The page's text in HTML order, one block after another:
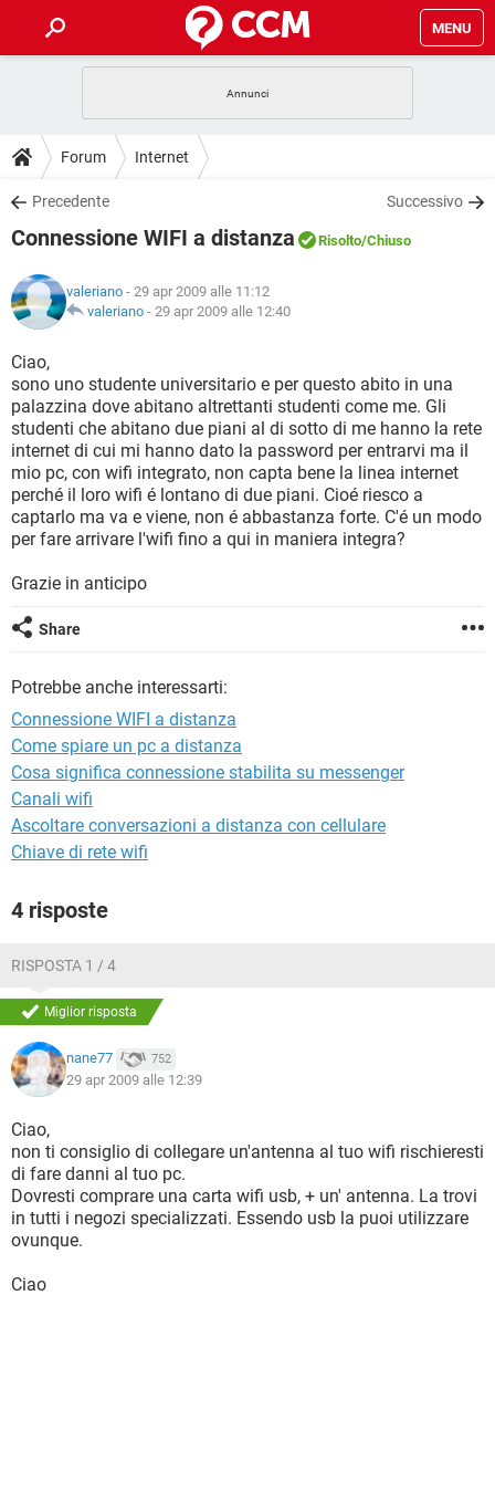
MENU
INTRATTENIMENTO
iOS
INSTAGRAM WHATSAPP
TIKTOK
HARDWARE
GUIDE
COVID-19
INSTAGRAM WHATSAPP
TIKTOK
HARDWARE
DOWNLOAD
COVID-19 GAMING
INTRATTENIMENTO
iOS WINDOWS 10
INSTAGRAM
TIKTOK FACEBOOK
HARDWARE
COVID-19 GAMING
INTRATTENIMENTO
iOS
INSTAGRAM WHATSAPP
TIKTOK FACEBOOK
HARDWARE
GLOSSARIO
COVID-19
INTRATTENIMENTO ANDROID
iOS WINDOWS 10
INSTAGRAM WHATSAPP
TIKTOK FACEBOOK
HARDWARE
Forum Internet
Precedente Successivo
Connessione WIFI a distanza Risolto/Chiuso
valeriano - 29 apr 2009 alle 11:12
valeriano - 29 apr 2009 alle 12:40
Ciao,
sono uno studente universitario e per questo abito in una
palazzina dove abitano altrettanti studenti come me. Gli
studenti che abitano due piani al di sotto di me hanno la rete
internet di cui mi hanno dato la password per entrarvi ma il
mio pc, con wifi integrato, non capta bene la linea internet
perché il loro wifi é lontano di due piani. Cioé riesco a
captarlo ma va e viene, non é abbastanza forte. C'é un modo
per fare arrivare l'wifi fino a qui in maniera integra?
Grazie in anticipo
Share
Potrebbe anche interessarti:
Connessione WIFI a distanza
Come spiare un pc a distanza
Cosa significa connessione stabilita su messenger
Canali wifi
Ascoltare conversazioni a distanza con cellulare
Chiave di rete wifi
4 risposte
RISPOSTA 1 / 4
Miglior risposta
nane77 752
29 apr 2009 alle 12:39
Ciao,
non ti consiglio di collegare un'antenna al tuo wifi rischieresti
di fare danni al tuo pc.
Dovresti comprare una carta wifi usb, + un' antenna. La trovi
in tutti i negozi specializzati. Essendo usb la puoi utilizzare
ovunque.
Ciao